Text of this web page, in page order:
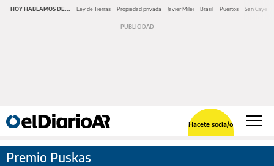
HOY HABLAMOS DE... Ley de Tierras Propiedad privada Javier Milei Brasil Puertos San
Hacete socia/o
Premio Puskas